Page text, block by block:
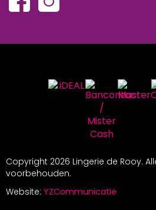
Copyright 2026 Lingerie de Rooy.
voorbehouden.
Website: YZCommunicatie